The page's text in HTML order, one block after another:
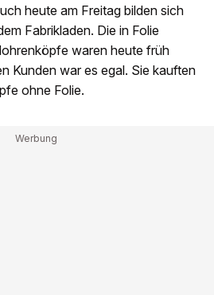
heute am Freitag bilden sich
Fabrikladen. Die in Folie
waren heute früh
Kunden war es egal. Sie kauften
ohne Folie.